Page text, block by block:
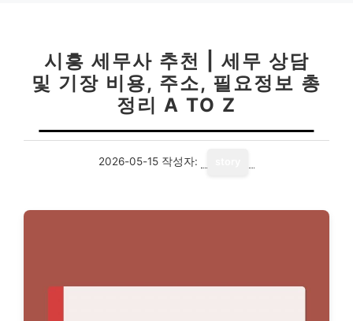
시흥 세무사 추천 | 세무 상담
및 기장 비용, 주소, 필요정보 총
정리 A TO Z
2026-05-15 작성자: